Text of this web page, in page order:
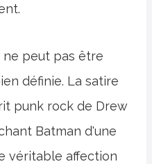
ne peut pas être
définie. La satire
punk rock de Drew
Batman d'une
véritable affection